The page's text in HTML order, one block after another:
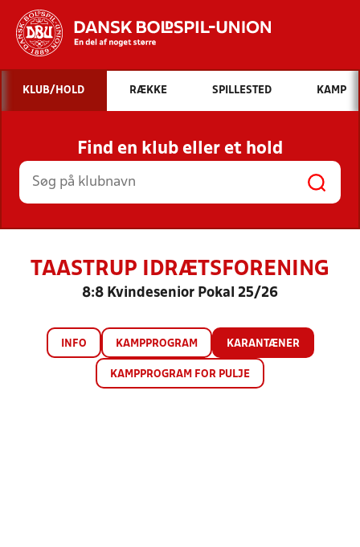
Hvad vil du søge efter?
INDHOLD OG NYHEDER
STILLINGER, RESULTATER, KLUBBER OG
HOLD
KLUB/HOLD RÆKKE SPILLESTED KAMP
Find en klub eller et hold
TAASTRUP IDRÆTSFORENING
8:8 Kvindesenior Pokal 25/26
INFO KAMPPROGRAM KARANTÆNER
KAMPPROGRAM FOR PULJE